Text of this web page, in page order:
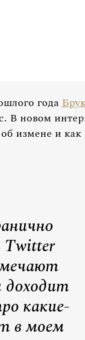
года
В новом
измене и как
Twitter
доходит
какие-
в моем